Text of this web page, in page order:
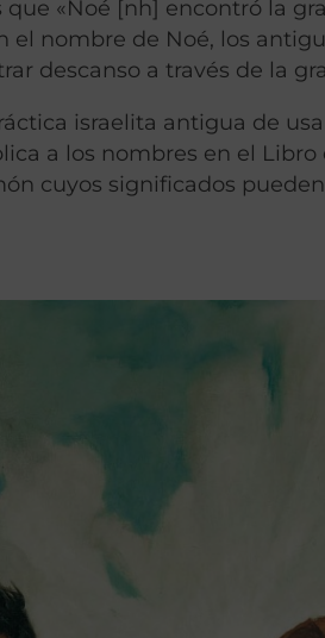
«Noé [nh] encontró la
el nombre de Noé, los
descanso a través de la
israelita antigua de
a los nombres en el
cuyos significados